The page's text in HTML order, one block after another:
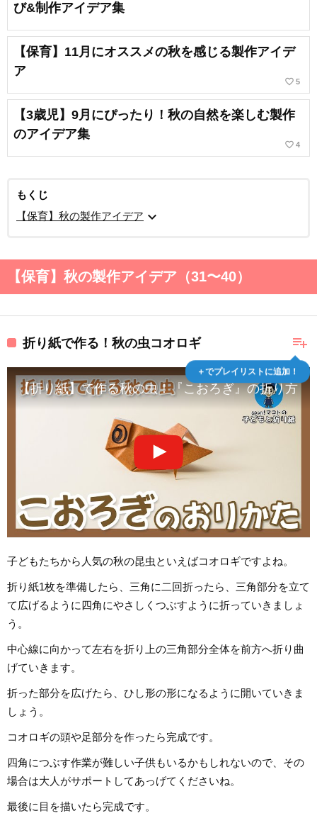
び&制作アイデア集
【保育】11月にオススメの秋を感じる製作アイデ
ア
favorite_border 5
【3歳児】9月にぴったり！秋の自然を楽しむ製作
のアイデア集
favorite_border 4
もくじ
【保育】秋の製作アイデア expand_more
【保育】秋の製作アイデア（31〜40）
playlist_add
＋でプレイリストに追加！
折り紙で作る！秋の虫コオロギ
【折り紙】で作る秋の虫！『こおろぎ』の折り方【
子どもたちから人気の秋の昆虫といえばコオロギですよね。
折り紙1枚を準備したら、三角に二回折ったら、三角部分を立て
て広げるように四角にやさしくつぶすように折っていきましょ
う。
中心線に向かって左右を折り上の三角部分全体を前方へ折り曲
げていきます。
折った部分を広げたら、ひし形の形になるように開いていきま
しょう。
コオロギの頭や足部分を作ったら完成です。
四角につぶす作業が難しい子供もいるかもしれないので、その
場合は大人がサポートしてあっげてくださいね。
最後に目を描いたら完成です。